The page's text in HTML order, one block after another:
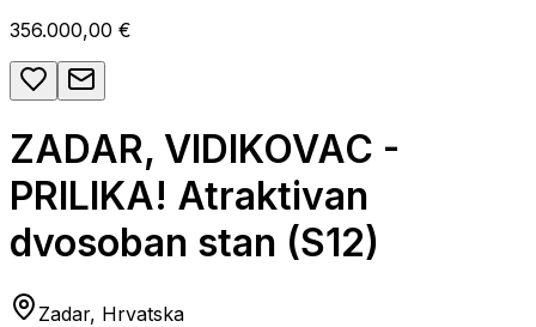
356.000,00 €
ZADAR, VIDIKOVAC -
PRILIKA! Atraktivan
dvosoban stan (S12)
Zadar, Hrvatska